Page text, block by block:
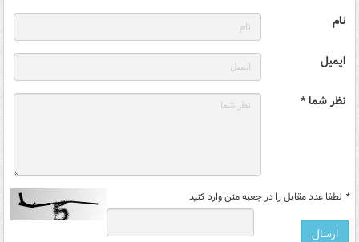
نام
ایمیل
نظر شما *
* لطفا عدد مقابل را در جعبه متن وارد کنید